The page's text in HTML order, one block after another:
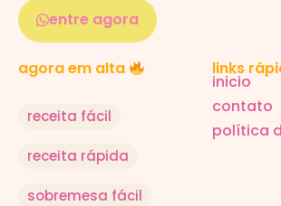
entre agora
agora em alta
receita fácil
receita rápida
sobremesa fácil
links
inicio
contato
política